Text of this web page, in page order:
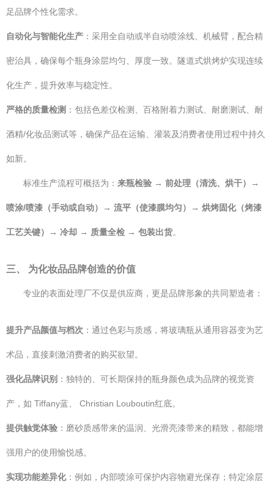
足品牌个性化需求。
自动化与智能化生产 ：采用全自动或半自动喷涂线、机械臂，配合精
密治具，确保每个瓶身涂层均匀、厚度一致。隧道式烘烤炉实现连续
化生产，提升效率与稳定性。
严格的质量检测 ：包括色差仪检测、百格附着力测试、耐磨测试、耐
酒精/化妆品测试等，确保产品在运输、灌装及消费者使用过程中持久
如新。
标准生产流程可概括为： 来瓶检验 → 前处理（清洗、烘干）→
喷涂/喷漆（手动或自动）→ 流平（使漆膜均匀）→ 烘烤固化（烤漆
工艺关键）→ 冷却 → 质量全检 → 包装出货。
三、 为化妆品品牌创造的价值
专业的表面处理厂不仅是供应商，更是品牌形象的共同塑造者：
提升产品颜值与档次 ：通过色彩与质感，将玻璃瓶从通用容器变为艺
术品，直接刺激消费者的购买欲望。
强化品牌识别 ：独特的、可长期保持的瓶身颜色成为品牌的视觉资
产，如 Tiffany蓝、 Christian Louboutin红底。
提供触觉体验 ：磨砂质感带来的温润、光滑亮漆带来的精致，都能增
强用户的使用愉悦感。
实现功能差异化：例如，内部喷涂可保护内容物避光保存；特定涂层